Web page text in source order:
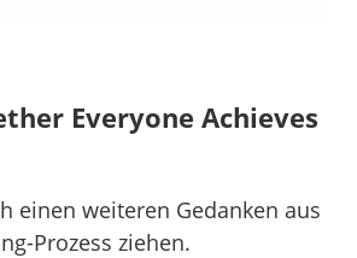
Everyone Achieves
einen weiteren Gedanken aus
Prozess ziehen.